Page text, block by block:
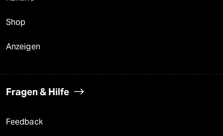
Shop
Anzeigen
Fragen & Hilfe
Feedback